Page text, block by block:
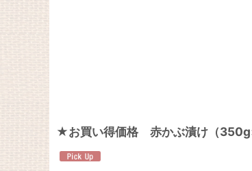
★お買い得価格 赤かぶ漬け（